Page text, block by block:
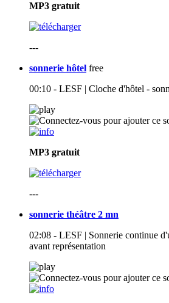
MP3 gratuit
---
sonnerie hôtel free
00:10 - LESF | Cloche d'hôtel -
MP3 gratuit
---
sonnerie théâtre 2 mn
02:08 - LESF | Sonnerie continue
avant représentation